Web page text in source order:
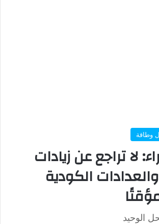
وطاقة
لا تراجع عن زيادات
الكودية
الوحيد